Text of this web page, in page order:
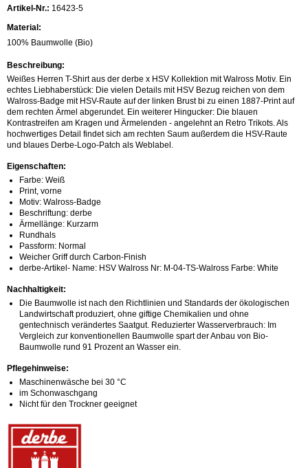
Artikel-Nr.: 16423-5
Material:
100% Baumwolle (Bio)
Beschreibung:
Weißes Herren T-Shirt aus der derbe x HSV Kollektion mit Walross Motiv. Ein
echtes Liebhaberstück: Die vielen Details mit HSV Bezug reichen von dem
Walross-Badge mit HSV-Raute auf der linken Brust bi zu einen 1887-Print auf
dem rechten Ärmel abgerundet. Ein weiterer Hingucker: Die blauen
Kontrastreifen am Kragen und Ärmelenden - angelehnt an Retro Trikots. Als
hochwertiges Detail findet sich am rechten Saum außerdem die HSV-Raute
und blaues Derbe-Logo-Patch als Weblabel.
Eigenschaften:
Farbe: Weiß
Print, vorne
Motiv: Walross-Badge
Beschriftung: derbe
Ärmellänge: Kurzarm
Rundhals
Passform: Normal
Weicher Griff durch Carbon-Finish
derbe-Artikel- Name: HSV Walross Nr: M-04-TS-Walross Farbe: White
Nachhaltigkeit:
Die Baumwolle ist nach den Richtlinien und Standards der ökologischen
Landwirtschaft produziert, ohne giftige Chemikalien und ohne
gentechnisch verändertes Saatgut. Reduzierter Wasserverbrauch: Im
Vergleich zur konventionellen Baumwolle spart der Anbau von Bio-
Baumwolle rund 91 Prozent an Wasser ein.
Pflegehinweise:
Maschinenwäsche bei 30 °C
im Schonwaschgang
Nicht für den Trockner geeignet